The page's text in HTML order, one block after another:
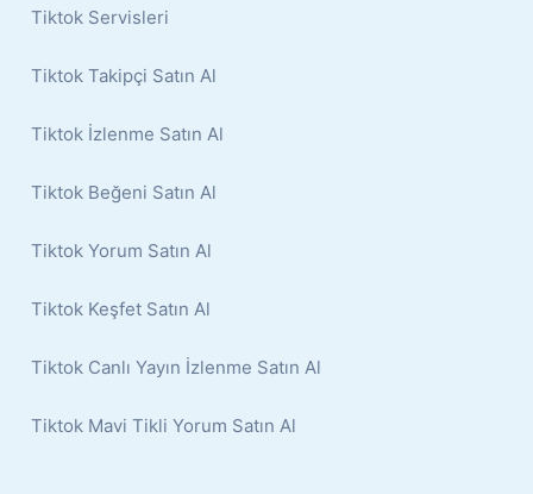
Tiktok Servisleri
Tiktok Takipçi Satın Al
Tiktok İzlenme Satın Al
Tiktok Beğeni Satın Al
Tiktok Yorum Satın Al
Tiktok Keşfet Satın Al
Tiktok Canlı Yayın İzlenme Satın Al
Tiktok Mavi Tikli Yorum Satın Al